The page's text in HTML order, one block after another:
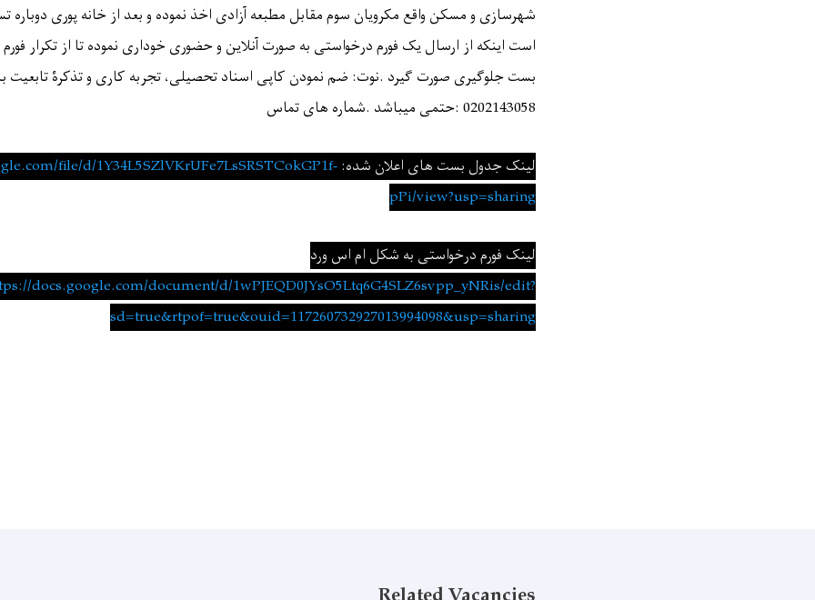
شهرسازی و مسکن واقع مکرویان سوم مقابل مطبعه آزادی اخذ نموده و بعد از خانه پوری دوباره
است اینکه از ارسال یک فورم درخواستی به صورت آنلاین و حضوری خوداری نموده تا از تکرار
بست جلوگیری صورت گیرد .نوت: ضم نمودن کاپی اسناد تحصیلی، تجربه کاری و تذکرۀ تابعیت
حتمی میباشد .شماره های تماس : 0202143058
لینک جدول بست های اعلان شده:file/d/1Y34L5SZlVKrUFe7LsSRSTCokGP1f-
pPi/view?usp=sharing
لینک فورم درخواستی به شکل ام اس ورد
docs.google.com/document/d/1wPJEQD0JYsO5Ltq6G4SLZ6svpp_yNRis/edit?
usp=sharing
&
ouid=117260732927013994098
&
rtpof=true
&
sd=true